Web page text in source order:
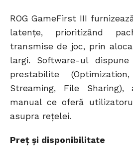
ROG GameFirst III
latențe, prioritizând
transmise de joc, prin
largi. Software-ul
prestabilite
Streaming, File
manual ce oferă
asupra rețelei.
Preț și disponibilitate